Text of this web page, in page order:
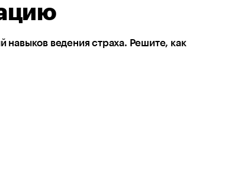
ведения страха. Решите, как